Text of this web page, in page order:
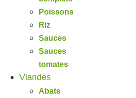
Poissons
Riz
Sauces
Sauces
tomates
Viandes
Abats